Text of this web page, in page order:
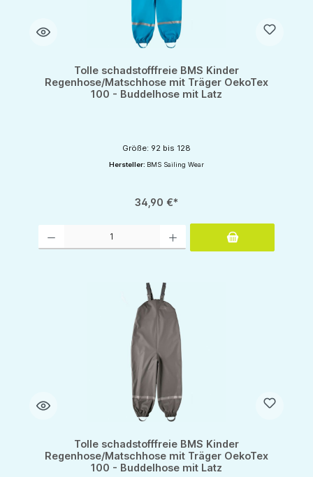
Tolle schadstofffreie BMS Kinder
Regenhose/Matschhose mit Träger OekoTex
100 - Buddelhose mit Latz
Größe: 92 bis 128
Hersteller: BMS Sailing Wear
34,90 €*
Tolle schadstofffreie BMS Kinder
Regenhose/Matschhose mit Träger OekoTex
100 - Buddelhose mit Latz